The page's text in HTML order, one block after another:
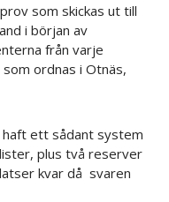
som skickas ut till
i början av
från varje
ordnas i Otnäs,
ett sådant system
plus två reserver
kvar då svaren